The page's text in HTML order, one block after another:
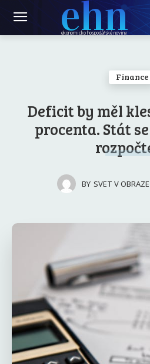
ehn
ekonomicko hospodářské noviny
Finance
Deficit by měl
procenta. Stát
BY SVET V OBRAZE